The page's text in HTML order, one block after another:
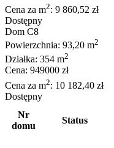
Cena za m2: 9 860,52 zł
Dostępny
Dom C8
Powierzchnia: 93,20 m2
Działka: 354 m2
Cena: 949000 zł
Cena za m2: 10 182,40 zł
Dostępny
Nr
domu
Status